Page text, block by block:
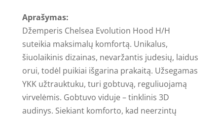
Hood
H/H,
pilkas
Aprašymas:
Džemperis Chelsea Evolution Hood H/H
suteikia maksimalų komfortą. Unikalus,
šiuolaikinis dizainas, nevaržantis judesių, laidus
orui, todėl puikiai išgarina prakaitą. Užsegamas
YKK užtrauktuku, turi gobtuvą, reguliuojamą
virvelėmis. Gobtuvo viduje – tinklinis 3D
audinys. Siekiant komforto, kad neerzintų